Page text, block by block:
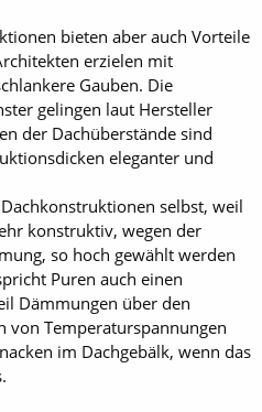
bieten aber auch Vorteile
erzielen mit
Gauben. Die
gelingen laut Hersteller
der Dachüberstände sind
eleganter und
selbst, weil
konstruktiv, wegen der
so hoch gewählt werden
Puren auch einen
Dämmungen über den
von Temperaturspannungen
im Dachgebälk, wenn das